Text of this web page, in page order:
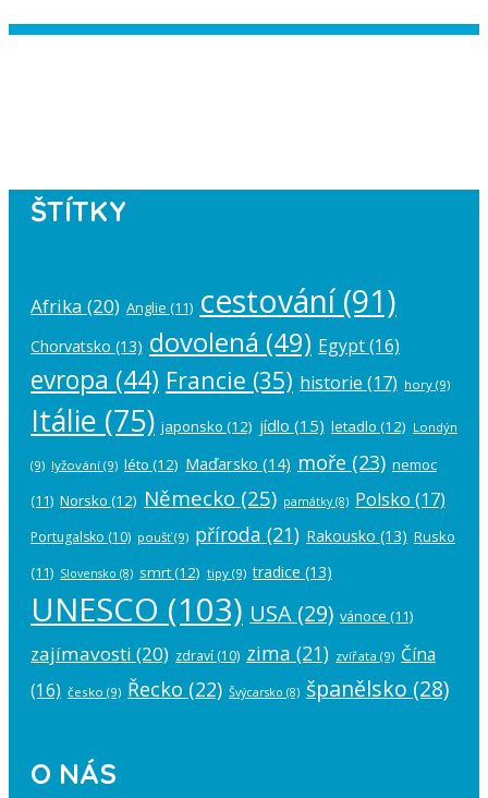
ŠTÍTKY
Afrika (20) Anglie (11) cestování(91)
Chorvatsko (13) dovolená (49) Egypt(16)
evropa (44) Francie (35) historie (17) hory (9)
Itálie (75) japonsko (12) jídlo (15) letadlo (12) Londýn
(9) lyžování (9) léto (12) Maďarsko (14) moře (23) nemoc
(11) Norsko (12) Německo (25) památky(8) Polsko (17)
Portugalsko (10) poušť(9) příroda (21) Rakousko (13) Rusko
(11) Slovensko (8) smrt(12) tipy (9) tradice (13)
UNESCO (103) USA (29) vánoce (11)
zajímavosti (20) zdraví (10) zima (21) zvířata (9) Čína
(16) česko (9) Řecko (22) Švýcarsko (8) španělsko (28)
O NÁS